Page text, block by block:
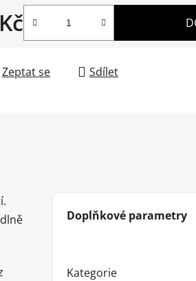
Zeptat se Sdílet
Doplňkové parametry
Kategorie